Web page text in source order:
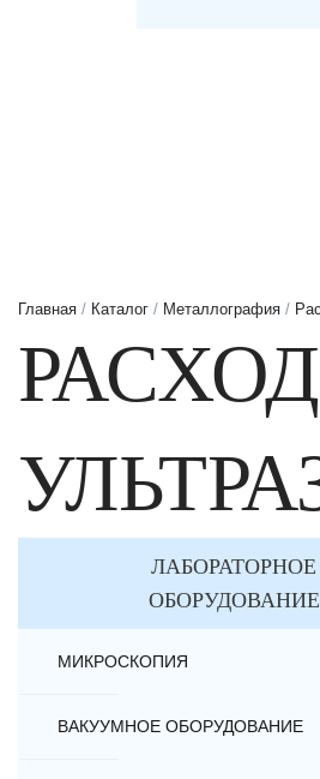
Главная / Каталог / Металлография /
ЛАБОРАТОРНОЕ
ОБОРУДОВАНИЕ
МИКРОСКОПИЯ
ВАКУУМНОЕ ОБОРУДОВАНИЕ